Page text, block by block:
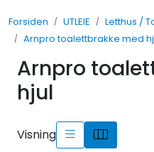
Forsiden UTLEIE
Letthus /
Arnpro toalettbrakke med
Arnpro
hjul
Visning
SALG
TJENESTER
AVDELINGER